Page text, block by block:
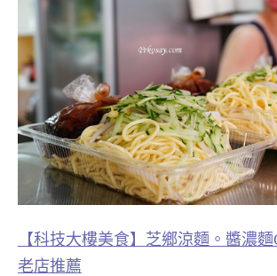
【科技大樓美食】芝鄉涼麵。醬濃
老店推薦